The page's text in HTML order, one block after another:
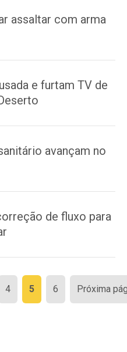
assaltar com arma
e furtam TV de
avançam no
de fluxo para
4 5 6 Próxima